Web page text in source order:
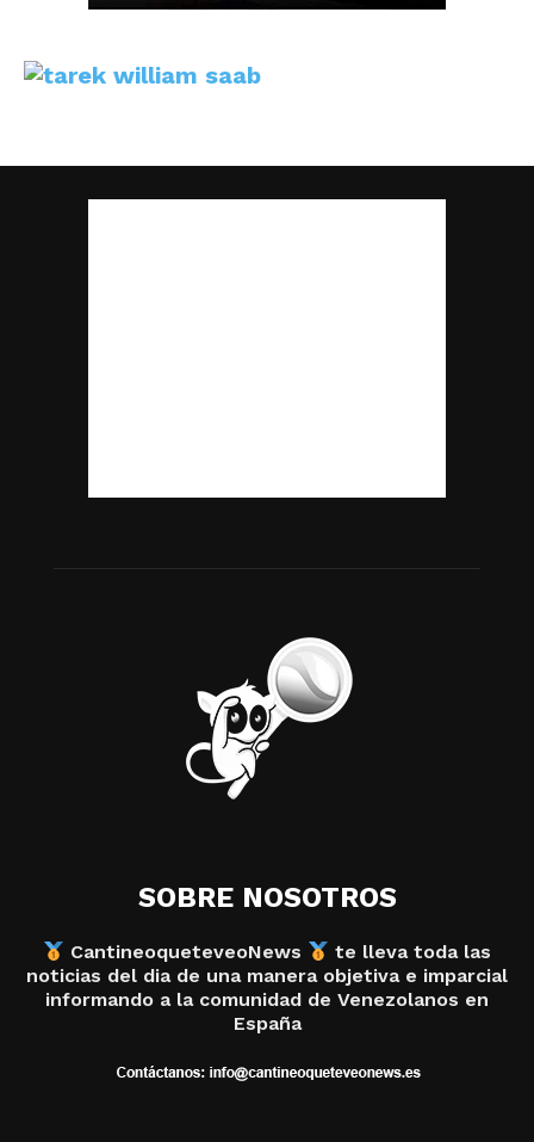
SOBRE NOSOTROS
CantineoqueteveoNews
te lleva toda las
noticias del dia de una manera objetiva e imparcial
informando a la comunidad de Venezolanos en
España